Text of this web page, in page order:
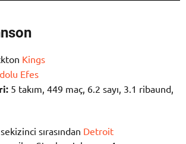
Kings
Efes
5 takım, 449 maç, 6.2 sayı, 3.1 ribaund,
sırasından Detroit